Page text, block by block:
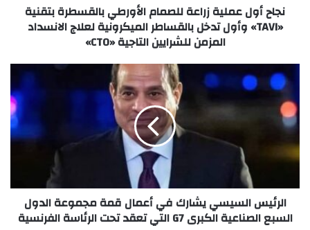
نجاح أول عملية زراعة للصمام الأورطي بالقسطرة بتقنية
«TAVI» وأول تدخل بالقساطر الميكرونية لعلاج الانسداد
المزمن للشرايين التاجية «CTO»
الرئيس السيسي يشارك في أعمال قمة مجموعة الدول
السبع الصناعية الكبرى G7 التي تعقد تحت الرئاسة الفرنسية